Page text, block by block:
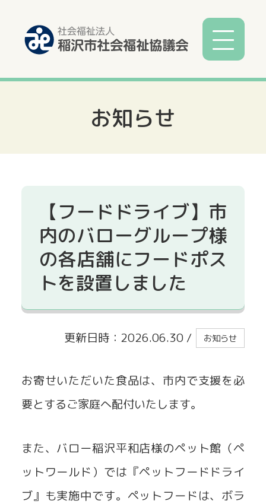
社協とは
社協事業
サービス
寄付募金
お知らせ
【フードドライブ】市
内のバローグループ様
の各店舗にフードポス
トを設置しました
更新日時：2026.06.30 / お知らせ
お寄せいただいた食品は、市内で支援を必
要とするご家庭へ配付いたします。
また、バロー稲沢平和店様のペット館（ペ
ットワールド）では『ペットフードドライ
ブ』も実施中です。ペットフードは、ボラ